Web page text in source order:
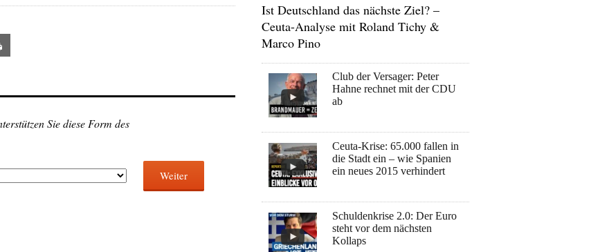
Sie diese Form des
Weiter
Ist Deutschland das nächste Ziel? –
Ceuta-Analyse mit Roland Tichy &
Marco Pino
Club der Versager: Peter
Hahne rechnet mit der CDU
ab
Ceuta-Krise: 65.000 fallen in
die Stadt ein – wie Spanien
ein neues 2015 verhindert
Schuldenkrise 2.0: Der Euro
steht vor dem nächsten
Kollaps